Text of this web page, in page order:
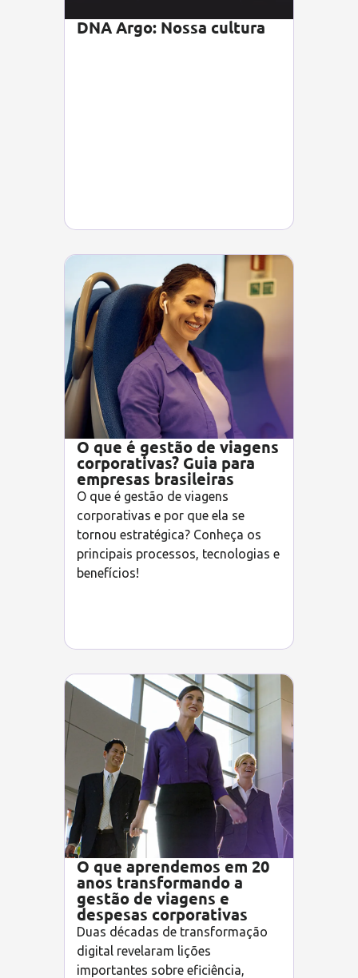
DNA Argo: Nossa cultura
O que é gestão de viagens
corporativas? Guia para
empresas brasileiras
O que é gestão de viagens
corporativas e por que ela se
tornou estratégica? Conheça os
principais processos, tecnologias e
benefícios!
O que aprendemos em 20
anos transformando a
gestão de viagens e
despesas corporativas
Duas décadas de transformação
digital revelaram lições
importantes sobre eficiência,